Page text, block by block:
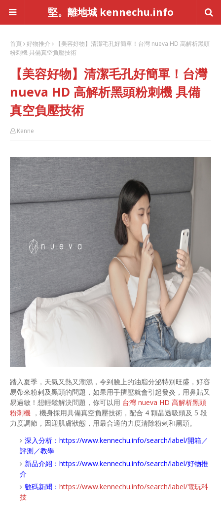
堅。離地城 kennechu.info
首頁 好物推介
【美容好物】清潔毛孔好簡單！台灣 nueva HD 高解析黑頭
粉刺機 具備真空負壓技術
【美容好物】清潔毛孔好簡單！台灣
nueva HD 高解析黑頭粉刺機 具備
真空負壓技術
Kenne
踏入夏季，天氣又熱又潮濕，令到臉上的油脂分泌特別旺盛，好容
易帶來粉剌及黑頭的問題，如果用手擠壓就會引起發炎，用鼻貼又
易過敏！想輕鬆解決問題，你可以用 台灣 nueva HD 高解析黑頭
粉刺機 ，機身採用具備真空負壓技術，配合 4 顆晶透吸頭及 5 段
力度調節，因迎肌膚狀態，用最合適的力度清除粉剌和黑頭。
深入分析： https://www.kennechu.info/search/label/開箱／
評測／教學
新品介紹： https://www.kennechu.info/search/label/好物推
介
數碼新聞： https://www.kennechu.info/search/label/電玩科
技